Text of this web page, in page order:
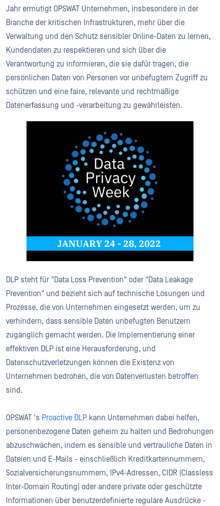
Jahr ermutigt OPSWAT Unternehmen, insbesondere in der
Branche der kritischen Infrastrukturen, mehr über die
Verwaltung und den Schutz sensibler Online-Daten zu lernen,
Kundendaten zu respektieren und sich über die
Verantwortung zu informieren, die sie dafür tragen, die
persönlichen Daten von Personen vor unbefugtem Zugriff zu
schützen und eine faire, relevante und rechtmäßige
Datenerfassung und -verarbeitung zu gewährleisten.
DLP steht für "Data Loss Prevention" oder "Data Leakage
Prevention" und bezieht sich auf technische Lösungen und
Prozesse, die von Unternehmen eingesetzt werden, um zu
verhindern, dass sensible Daten unbefugten Benutzern
zugänglich gemacht werden. Die Implementierung einer
effektiven DLP ist eine Herausforderung, und
Datenschutzverletzungen können die Existenz von
Unternehmen bedrohen, die von Datenverlusten betroffen
sind.
OPSWAT 's Proactive DLP kann Unternehmen dabei helfen,
personenbezogene Daten geheim zu halten und Bedrohungen
abzuschwächen, indem es sensible und vertrauliche Daten in
Dateien und E-Mails - einschließlich Kreditkartennummern,
Sozialversicherungsnummern, IPv4-Adressen, CIDR (Classless
Inter-Domain Routing) oder andere private oder geschützte
Informationen über benutzerdefinierte reguläre Ausdrücke -